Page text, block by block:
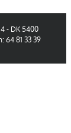
- DK 5400
64 81 33 39